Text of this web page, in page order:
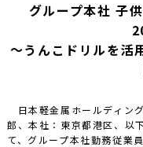
グループ本社 子
～うんこドリルを活
日本軽金属ホールディン
郎、本社：東京都港区、以
て、グループ本社勤務従業